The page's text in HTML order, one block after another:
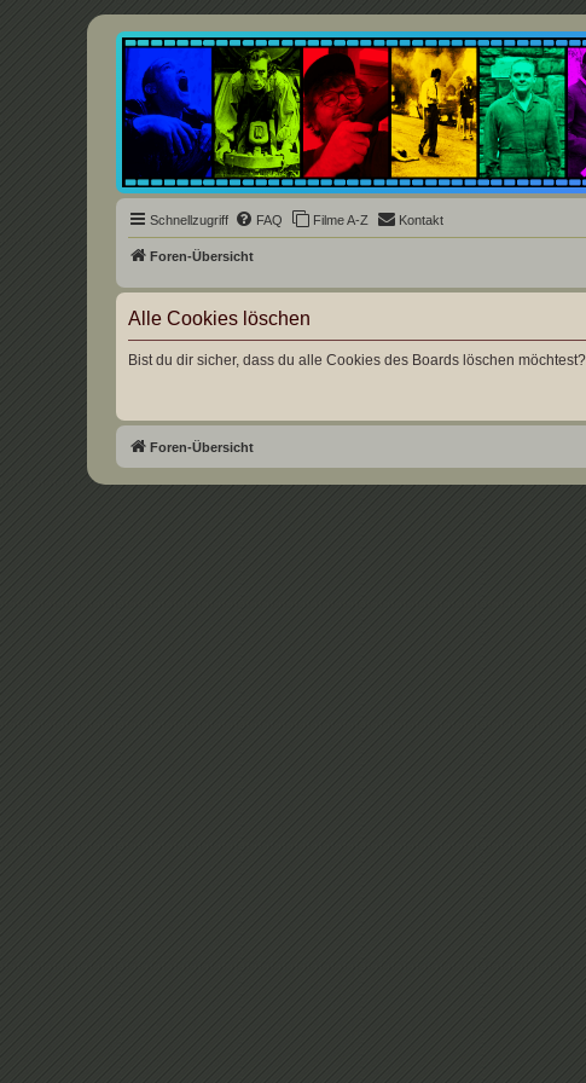
Underground Film Community
Die Underground Film Community ist ein deutschsprachiges Filmforum und
Schnellzugriff FAQ Filme A-Z Kontakt
Foren-Übersicht
Alle Cookies löschen
Bist du dir sicher, dass du alle Cookies des Boards löschen möchtest?
Foren-Übersicht